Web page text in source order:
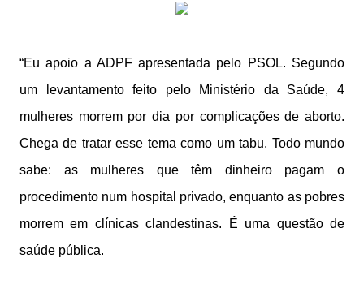
“Eu apoio a ADPF apresentada pelo PSOL. Segundo
um levantamento feito pelo Ministério da Saúde, 4
mulheres morrem por dia por complicações de aborto.
Chega de tratar esse tema como um tabu. Todo mundo
sabe: as mulheres que têm dinheiro pagam o
procedimento num hospital privado, enquanto as pobres
morrem em clínicas clandestinas. É uma questão de
saúde pública.